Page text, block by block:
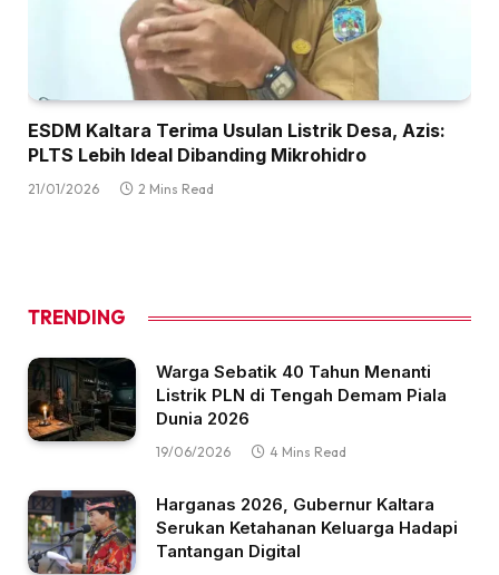
ESDM Kaltara Terima Usulan Listrik Desa, Azis:
PLTS Lebih Ideal Dibanding Mikrohidro
21/01/2026 2 Mins Read
TRENDING
Warga Sebatik 40 Tahun Menanti
Listrik PLN di Tengah Demam Piala
Dunia 2026
19/06/2026 4 Mins Read
Harganas 2026, Gubernur Kaltara
Serukan Ketahanan Keluarga Hadapi
Tantangan Digital